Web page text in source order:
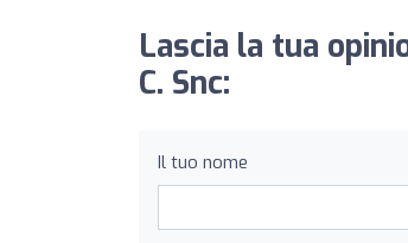
Lascia la tua
C. Snc:
Il tuo nome